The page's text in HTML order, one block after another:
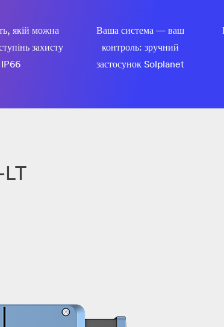
якій можна
захисту
IP66
Ваша система — ваш
контроль: зручний
застосунок Solplanet
LT